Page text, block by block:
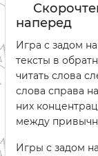
наперед
Игра с задом
тексты в
читать слова
слова справа
них
между
Игры с задом